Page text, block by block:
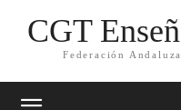
CGT
Federación